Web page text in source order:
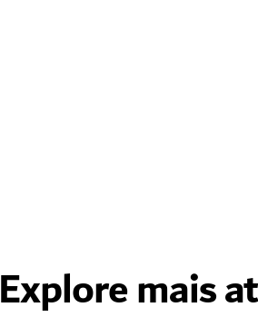
Explore mais